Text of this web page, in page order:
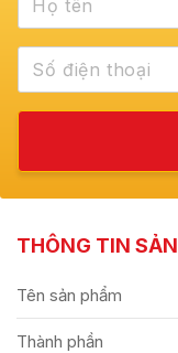
THÔNG TIN
Tên sản phẩm
Thành phần